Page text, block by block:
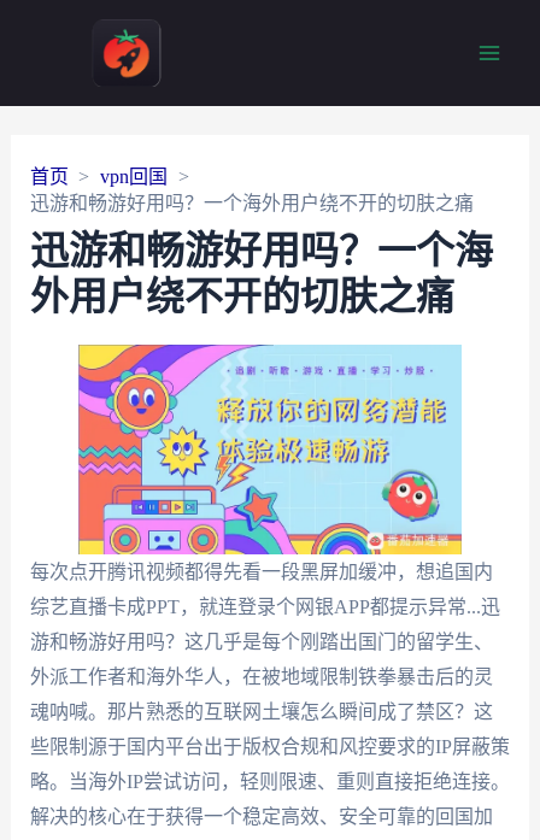
首页
vpn回国
迅游和畅游好用吗？一个海外用户绕不开的切肤之痛
迅游和畅游好用吗？一个海
外用户绕不开的切肤之痛
每次点开腾讯视频都得先看一段黑屏加缓冲，想追国内
综艺直播卡成PPT，就连登录个网银APP都提示异常...迅
游和畅游好用吗？这几乎是每个刚踏出国门的留学生、
外派工作者和海外华人，在被地域限制铁拳暴击后的灵
魂呐喊。那片熟悉的互联网土壤怎么瞬间成了禁区？这
些限制源于国内平台出于版权合规和风控要求的IP屏蔽策
略。当海外IP尝试访问，轻则限速、重则直接拒绝连接。
解决的核心在于获得一个稳定高效、安全可靠的回国加